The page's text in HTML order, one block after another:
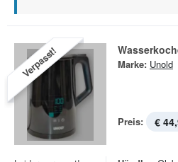
Verpasst! Marke: Unold
Preis: €